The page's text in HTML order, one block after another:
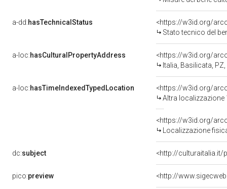
a-dd:hasTechnicalStatus
<https://w3id.org/
Stato tecnico del
a-loc:hasCulturalPropertyAddress
<https://w3id.org/
Italia, Basilicata,
a-loc:hasTimeIndexedTypedLocation
<https://w3id.org/
Altra localizzazione
<https://w3id.org/
Localizzazione
dc:subject <http://culturaitalia.it/
pico:preview <http://